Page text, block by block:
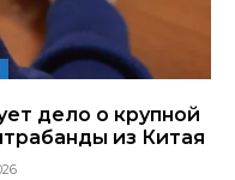
дело о крупной
из Китая